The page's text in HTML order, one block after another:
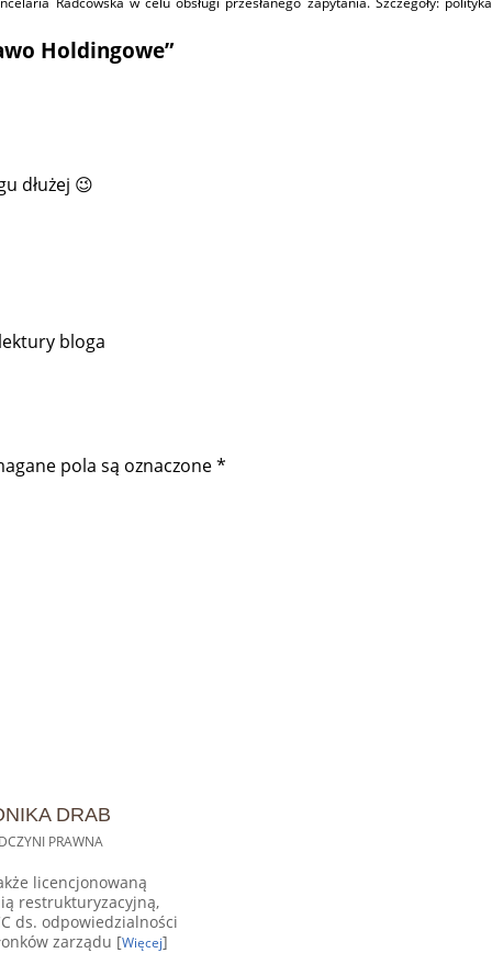
Holdingowe”
dłużej 😉
bloga
pola są oznaczone*
DRAB
PRAWNA
licencjonowaną
restrukturyzacyjną,
ds. odpowiedzialności
zarządu [Więcej]